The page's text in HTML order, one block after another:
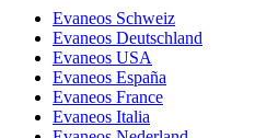
Evaneos Schweiz
Evaneos Deutschland
Evaneos USA
Evaneos España
Evaneos France
Evaneos Italia